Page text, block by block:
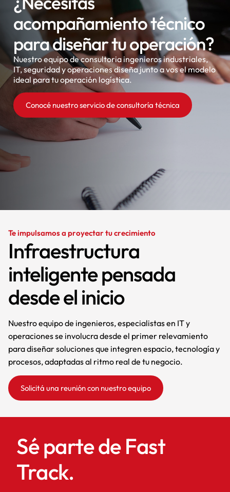
acompañamiento técnico
para diseñar tu operación?
Nuestro equipo de consultoria ingenieros industriales,
IT, seguridad y operaciones diseña junto a vos el modelo
ideal para tu operación logística.
Conocé nuestro servicio de consultoría técnica
Te impulsamos a proyectar tu crecimiento
Infraestructura
inteligente pensada
desde el inicio
Nuestro equipo de ingenieros, especialistas en IT y
operaciones se involucra desde el primer relevamiento
para diseñar soluciones que integren espacio, tecnología y
procesos, adaptadas al ritmo real de tu negocio.
Solicitá una reunión con nuestro equipo
Sé parte de Fast
Track.